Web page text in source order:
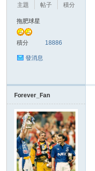
主題
帖子
積分
拖肥球星
積分 18886
發消息
Forever_Fan